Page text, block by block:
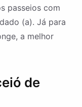
passeios com
(a). Já para
a melhor
de